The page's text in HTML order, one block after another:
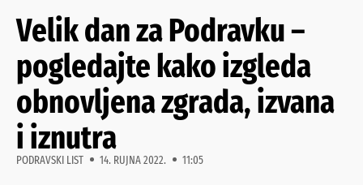
Velik dan za Podravku –
pogledajte kako izgleda
obnovljena zgrada, izvana
i iznutra
PODRAVSKI LIST 14. RUJNA 2022. 11:05